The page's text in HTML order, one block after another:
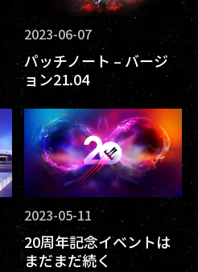
2023-06-07
パッチノート – バージ
ョン21.04
2023-05-11
20周年記念イベントは
まだまだ続く